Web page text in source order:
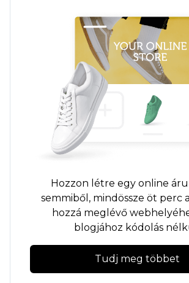
Hozzon létre egy online
semmiből, mindössze öt perc
hozzá meglévő
blogjához kódolás
Tudj meg többet